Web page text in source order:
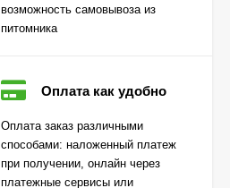
(Limelight) метельчатая
Огурец Корюшка
[Семена алтая]
450₽
310₽
возможность самовывоза из
питомника
Оплата как удобно
Оплата заказ различными
способами: наложенный платеж
при получении, онлайн через
платежные сервисы или